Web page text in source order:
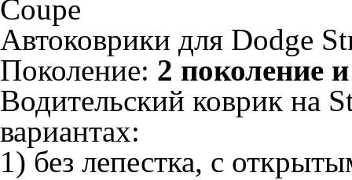
Coupe
Автоковрики для Dodge
Поколение: 2 поколение
Водительский коврик на
вариантах:
1) без лепестка, с